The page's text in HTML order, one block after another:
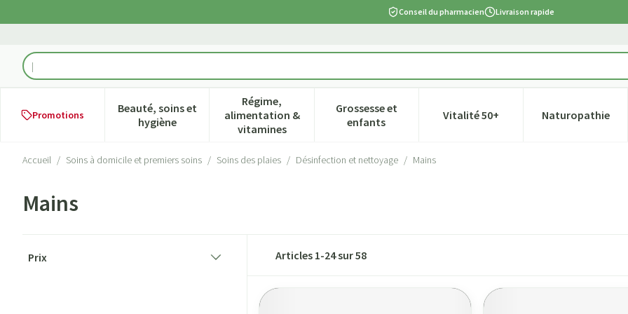
Conseil du pharmacien Livraison rapide
Rechercher
Promotions
Beauté, soins et
hygiène
Afficher le sous-menu pour la catégorie Beauté, soins et hygiène
Régime,
alimentation &
vitamines
Afficher le sous-menu pour la catégorie Régime, alimentation & vitamines
Grossesse et
enfantsAfficher le sous-menu pour la catégorie Grossesse et
Vitalité 50+Afficher le sous-menu pour la
Naturopathie
Afficher le
Accueil / Soins à domicile et premiers soins / Soins des plaies / Désinfection et nettoyage / Mains
Mains
Prix
Articles 1-24sur58